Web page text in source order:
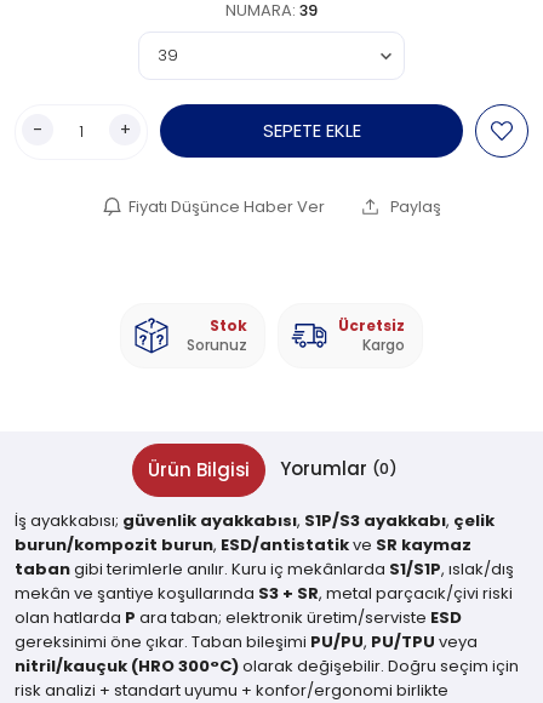
NUMARA: 39
- + SEPETE EKLE
Fiyatı Düşünce Haber Ver Paylaş
Stok
Sorunuz
Ücretsiz
Kargo
Ürün Bilgisi Yorumlar (0)
İş ayakkabısı; güvenlik ayakkabısı, S1P/S3 ayakkabı, çelik
burun/kompozit burun, ESD/antistatik ve SR kaymaz
taban gibi terimlerle anılır. Kuru iç mekânlarda S1/S1P, ıslak/dış
mekân ve şantiye koşullarında S3 + SR, metal parçacık/çivi riski
olan hatlarda P ara taban; elektronik üretim/serviste ESD
gereksinimi öne çıkar. Taban bileşimi PU/PU, PU/TPU veya
nitril/kauçuk (HRO 300°C) olarak değişebilir. Doğru seçim için
risk analizi + standart uyumu + konfor/ergonomi birlikte